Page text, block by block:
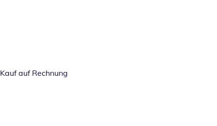
Kauf auf Rechnung